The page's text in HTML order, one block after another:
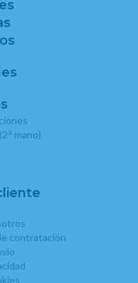
a mano)
contratación